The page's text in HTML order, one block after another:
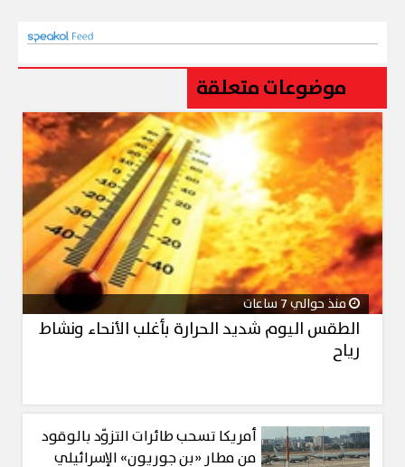
موضوعات متعلقة
منذ حوالي 7 ساعات
الطقس اليوم شديد الحرارة بأغلب الأنحاء ونشاط
رياح
أمريكا تسحب طائرات التزوّد بالوقود
من مطار «بن جوريون» الإسرائيلي